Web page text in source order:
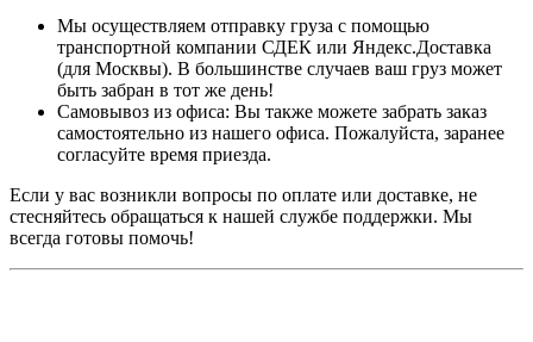
Мы осуществляем отправку груза с помощью
транспортной компании СДЕК или Яндекс.Доставка
(для Москвы). В большинстве случаев ваш груз может
быть забран в тот же день!
Самовывоз из офиса: Вы также можете забрать заказ
самостоятельно из нашего офиса. Пожалуйста, заранее
согласуйте время приезда.
Если у вас возникли вопросы по оплате или доставке, не
стесняйтесь обращаться к нашей службе поддержки. Мы
всегда готовы помочь!